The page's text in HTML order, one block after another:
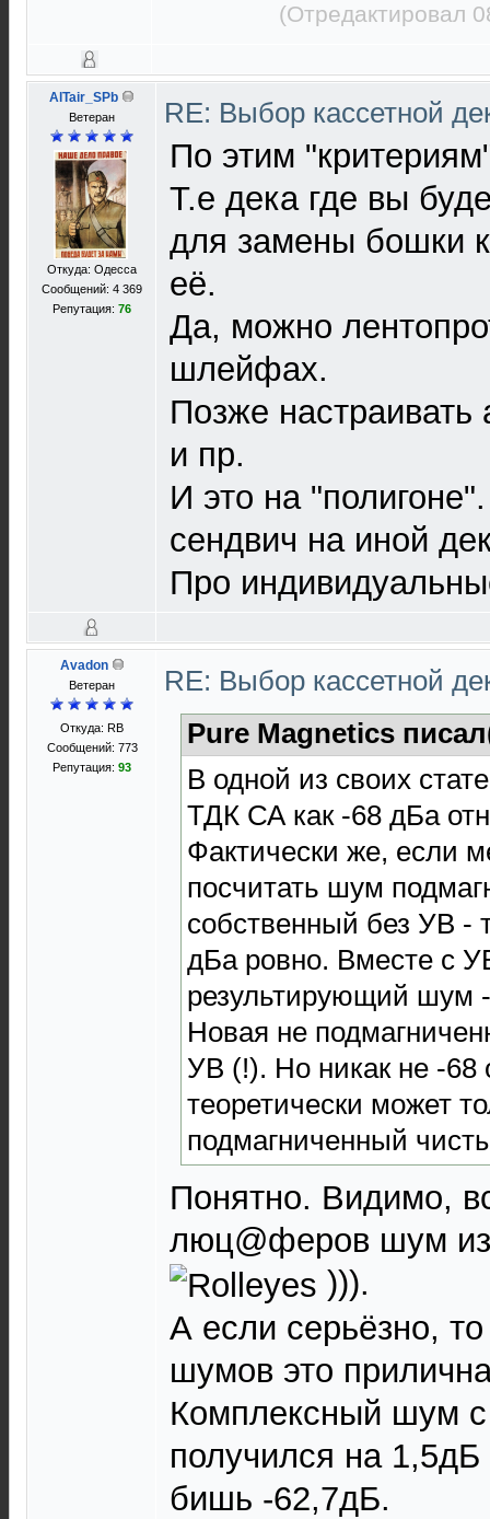
(Отредактировал
AlTair_SPb
Ветеран
Откуда: Одесса
Сообщений: 4 369
Репутация: 76
RE: Выбор кассетной
По этим
Т.е дека где вы
для замены бошки
её.
Да, можно
шлейфах.
Позже
и пр.
И это на
сендвич на иной
Про
Avadon
Ветеран
Откуда: RB
Сообщений: 773
Репутация: 93
RE: Выбор кассетной
Pure Magnetics
В одной из своих
ТДК СА как -68 дБа
Фактически же, если
посчитать шум
собственный без УВ -
дБа ровно. Вместе с
результирующий шум
Новая не
УВ (!). Но никак не -68
теоретически может
подмагниченный
Понятно. Видимо,
люц@феров шум
))).
А если серьёзно,
шумов это
Комплексный шум с
получился на
бишь -62,7дБ.